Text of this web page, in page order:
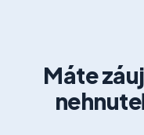
Máte